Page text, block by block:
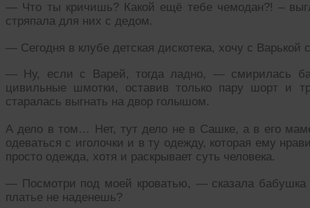
— Что ты кричишь? Какой ещё тебе чемодан?! –
стряпала для них с дедом.
— Сегодня в клубе детская дискотека, хочу с Варькой
— Ну, если с Варей, тогда ладно, — смирилась
цивильные шмотки, оставив только пару шорт и
старалась выгнать на двор голышом.
А дело в том… Нет, тут дело не в Сашке, а в его
одеваться с иголочки и в ту одежду, которая ему
просто одежда, хотя и раскрывает суть человека.
— Посмотри под моей кроватью, — сказала
платье не наденешь?